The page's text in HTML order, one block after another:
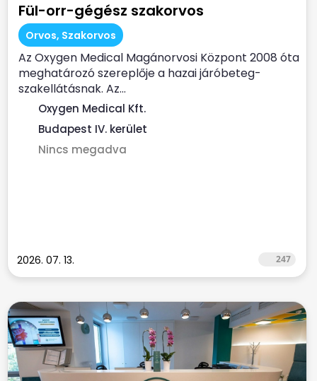
Fül-orr-gégész szakorvos
Orvos, Szakorvos
Az Oxygen Medical Magánorvosi Központ 2008 óta
meghatározó szereplője a hazai járóbeteg-
szakellátásnak. Az...
Oxygen Medical Kft.
Budapest IV. kerület
Nincs megadva
2026. 07. 13. 247